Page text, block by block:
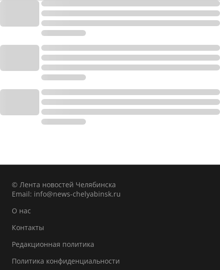
© Лента новостей Челябинска
Email: info@news-chelyabinsk.ru
О нас
Контакты
Редакционная политика
Политика конфиденциальности